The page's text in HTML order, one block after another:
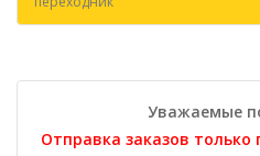
Уважаемые
Отправка заказов